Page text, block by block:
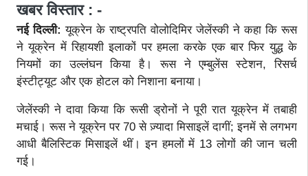
खबर विस्तार : -
नई दिल्ली: यूक्रेन के राष्ट्रपति वोलोदिमिर जेलेंस्की ने कहा कि रूस
ने यूक्रेन में रिहायशी इलाकों पर हमला करके एक बार फिर युद्ध के
नियमों का उल्लंघन किया है। रूस ने एम्बुलेंस स्टेशन, रिसर्च
इंस्टीट्यूट और एक होटल को निशाना बनाया।
जेलेंस्की ने दावा किया कि रूसी ड्रोनों ने पूरी रात यूक्रेन में तबाही
मचाई। रूस ने यूक्रेन पर 70 से ज़्यादा मिसाइलें दागीं; इनमें से लगभग
आधी बैलिस्टिक मिसाइलें थीं। इन हमलों में 13 लोगों की जान चली
गई।